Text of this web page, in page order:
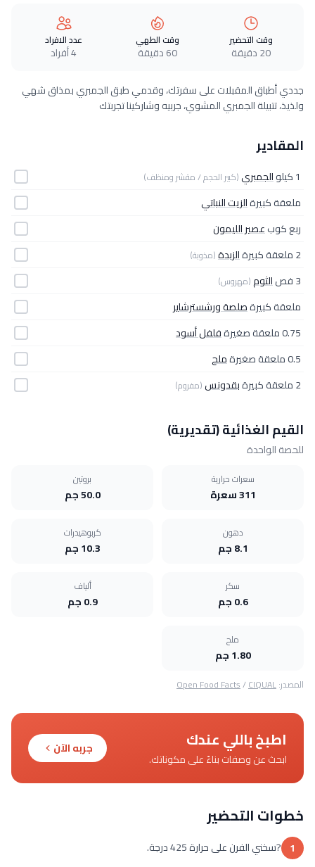
وقت التحضير
20 دقيقة
وقت الطهي
60 دقيقة
عدد الافراد
4 أفراد
جددي أطباق المقبلات على سفرتك، وقدمي طبق الجمبري بمذاق شهي
ولذيذ، تتبيلة الجمبري المشوي، جربيه وشاركينا تجربتك
المقادير
1 كيلو الجمبري(كبير الحجم / مقشر ومنظف)
ملعقة كبيرةالزيت النباتي
ربع كوبعصير الليمون
2 ملعقة كبيرة
الزبدة(مذوبة)
3 فص الثوم(مهروس)
ملعقة كبيرةصلصة ورشسترشاير
0.75 ملعقة صغيرة
فلفل أسود
0.5 ملعقة صغيرة
ملح
2 ملعقة كبيرة
بقدونس(مفروم)
القيم الغذائية (تقديرية)
للحصة الواحدة
سعرات حرارية
311 سعرة
بروتين
50.0 جم
دهون
8.1 جم
كربوهيدرات
10.3 جم
سكر
0.6 جم
ألياف
0.9 جم
ملح
1.80 جم
المصدر: Open Food Facts/CIQUAL
اطبخ باللي عندك
ابحث عن وصفات بناءً على مكوناتك.
جربه الآن
خطوات التحضير
1 ?سخني الفرن على حرارة 425 درجة.